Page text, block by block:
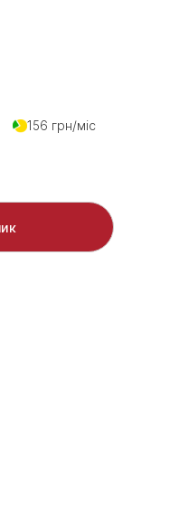
156 грн/міс